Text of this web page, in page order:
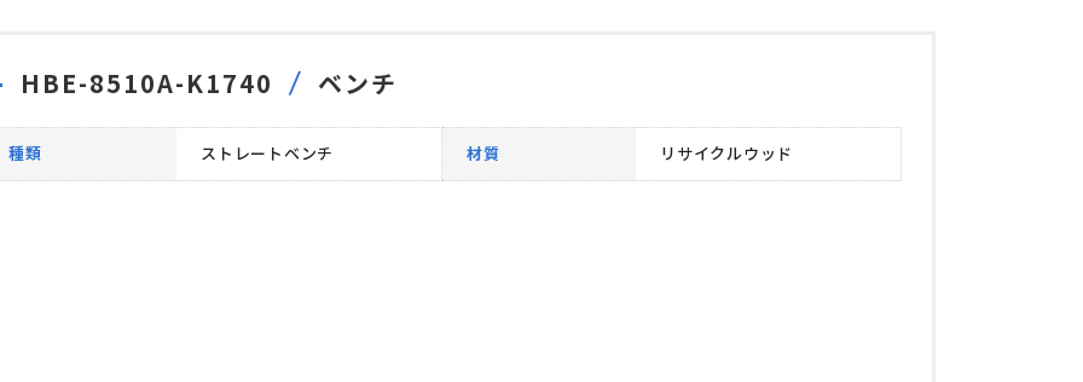
HBE-8510A-K1740 ベンチ
種類 ストレートベンチ 材質 リサイクルウッド